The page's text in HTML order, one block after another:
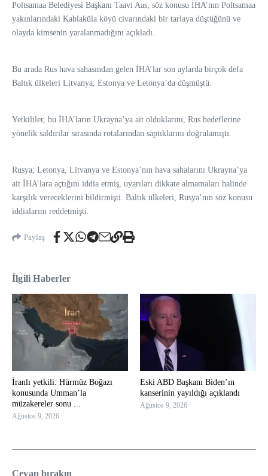
Poltsamaa Belediyesi Başkanı Taavi Aas, söz konusu İHA’nın Poltsamaa
yakınlarındaki Kablaküla köyü civarındaki bir tarlaya düştüğünü ve
olayda kimsenin yaralanmadığını açıkladı.
Bu arada Rus hava sahasından gelen İHA’lar son aylarda birçok defa
Baltık ülkeleri Litvanya, Estonya ve Letonya’da düşmüştü.
Yetkililer, bu İHA’ların Ukrayna’ya ait olduklarını, Rus hedeflerine
yönelik saldırılar sırasında rotalarından saptıklarını doğrulamıştı.
Rusya; Letonya, Litvanya ve Estonya’nın hava sahalarını Ukrayna’ya
ait İHA’lara açtığını iddia etmiş, uyarıları dikkate almamaları halinde
karşılık vereceklerini bildirmişti. Baltık ülkeleri, Rusya’nın söz konusu
iddialarını reddetmişti.
Paylaş
İlgili Haberler
İranlı yetkili: Hürmüz Boğazı
konusunda Umman’la
müzakereler sonu ...
Ağustos 9, 2026
Eski ABD Başkanı Biden’ın
kanserinin yayıldığı açıklandı
Ağustos 9, 2026
Cevap bırakın